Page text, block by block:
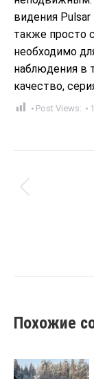
видения
также просто
необходимо
наблюдения в
качество,
Post Views:
Похожие